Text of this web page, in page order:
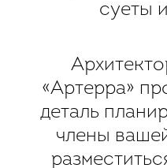
суеты
«Артерра»
деталь
члены